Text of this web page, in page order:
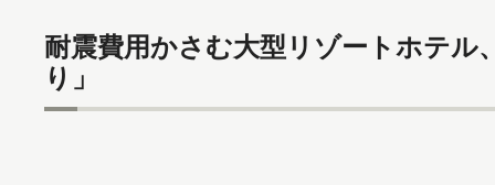
耐震費用かさむ大型リゾートホテル
り」